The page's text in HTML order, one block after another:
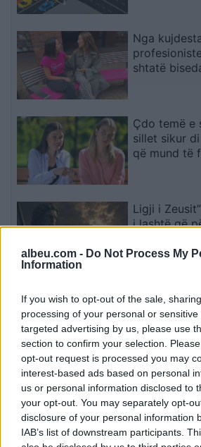
albeu.com - Do Not Process My
Information
If you wish to opt-out of the sale,
processing of your personal or
targeted advertising by us, please use
section to confirm your selection.
opt-out request is processed you may
interest-based ads based on personal
us or personal information disclosed to
your opt-out. You may separately opt-
disclosure of your personal information
IAB’s list of downstream participants.
Nga
shtatë
Çdo temë e
sillet sikur
që mund të
Ligji i
i lashtë që
ose
Pse
nga të cilët
të
Rritet numri
afërt, me
martesën